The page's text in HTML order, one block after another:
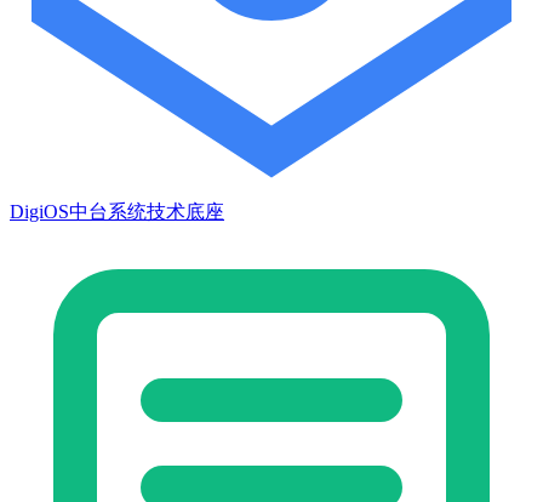
DigiOS中台系统技术底座